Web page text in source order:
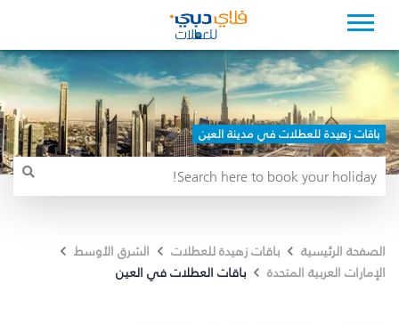
باقات زهيدة للعطلات في مدينة العين
الصفحة الرئيسية باقات زهيدة للعطلات
الشرق الأوسط
الإمارات العربية المتحدة
باقات العطلات في العين